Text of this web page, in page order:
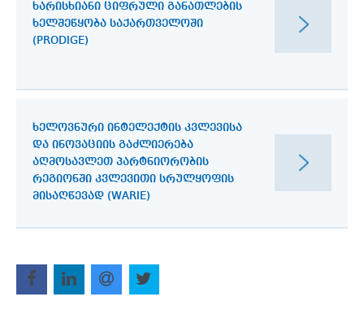
ᲮᲐᲠᲘᲡᲮᲘᲐᲜᲘ ᲪᲘᲤᲠᲣᲚᲘ ᲒᲐᲜᲐᲗᲚᲔᲑᲘᲡ
ᲮᲔᲚᲨᲔᲬᲧᲝᲑᲐ ᲡᲐᲥᲐᲠᲗᲕᲔᲚᲝᲨᲘ
(PRODIGE)
ᲮᲔᲚᲝᲕᲜᲣᲠᲘ ᲘᲜᲢᲔᲚᲔᲥᲢᲘᲡ ᲙᲕᲚᲔᲕᲘᲡᲐ
ᲓᲐ ᲘᲜᲝᲕᲐᲪᲘᲘᲡ ᲒᲐᲫᲚᲘᲔᲠᲔᲑᲐ
ᲐᲦᲛᲝᲡᲐᲕᲚᲔᲗ ᲞᲐᲠᲢᲜᲘᲝᲠᲝᲑᲘᲡ
ᲠᲔᲒᲘᲝᲜᲨᲘ ᲙᲕᲚᲔᲕᲘᲗᲘ ᲡᲠᲣᲚᲧᲝᲤᲘᲡ
ᲛᲘᲡᲐᲦᲬᲔᲕᲐᲓ (WARIE)